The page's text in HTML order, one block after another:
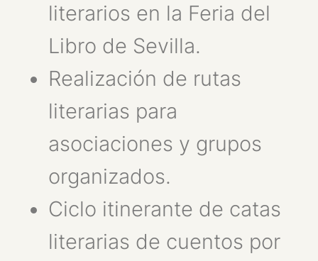
literarios en la Feria del
Libro de Sevilla.
Realización de rutas
literarias para
asociaciones y grupos
organizados.
Ciclo itinerante de catas
literarias de cuentos por